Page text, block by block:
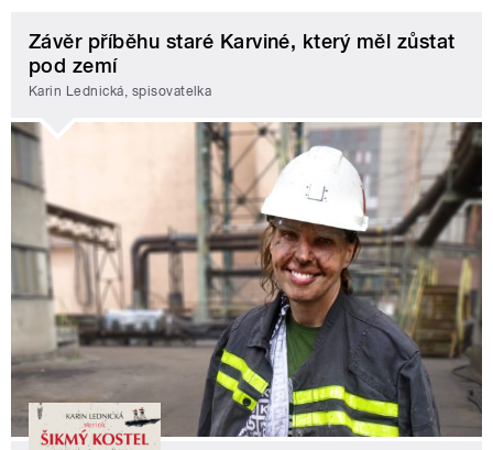
Závěr příběhu staré Karviné, který měl zůstat
pod zemí
Karin Lednická, spisovatelka